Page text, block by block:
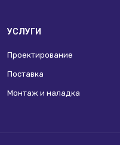
УСЛУГИ
Проектирование
Поставка
Монтаж и наладка